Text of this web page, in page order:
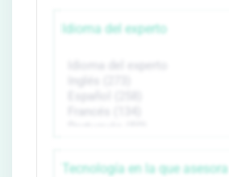
Idioma del experto
Tecnología en la que asesora